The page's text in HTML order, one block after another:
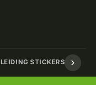
LEIDING STICKERS /